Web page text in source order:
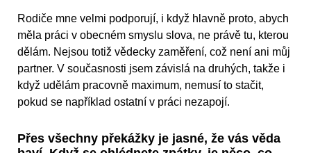
Rodiče mne velmi podporují, i když hlavně proto, abych
měla práci v obecném smyslu slova, ne právě tu, kterou
dělám. Nejsou totiž vědecky zaměření, což není ani můj
partner. V současnosti jsem závislá na druhých, takže i
když udělám pracovně maximum, nemusí to stačit,
pokud se například ostatní v práci nezapojí.
Přes všechny překážky je jasné, že vás věda